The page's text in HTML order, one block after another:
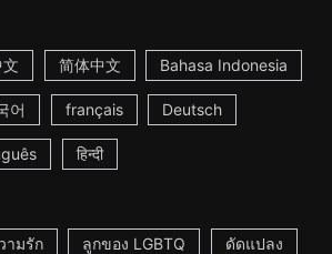
简体中文 Bahasa Indonesia
어 français Deutsch
हिन्दी
ามรัก ลูกของ LGBTQ ดัดแปลง